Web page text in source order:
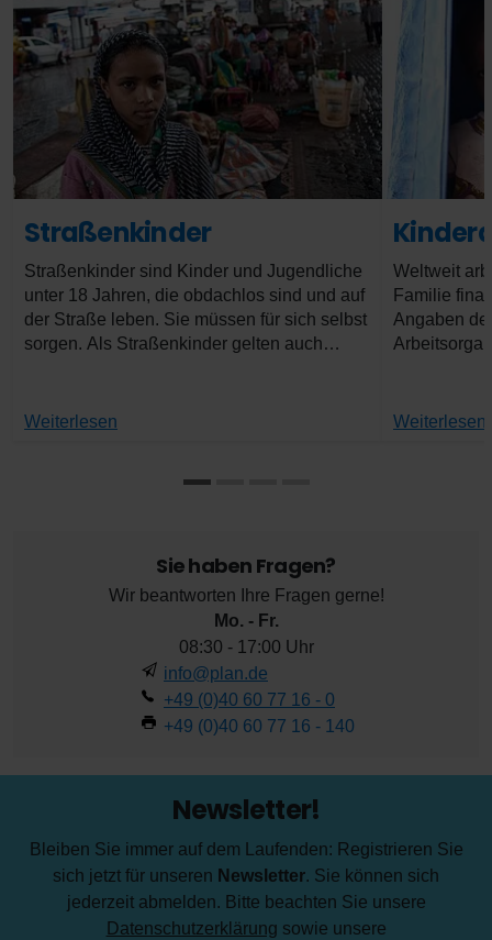
Straßenkinder
Straßenkinder sind Kinder und Jugendliche
unter 18 Jahren, die obdachlos sind und auf
der Straße leben. Sie müssen für sich selbst
sorgen. Als Straßenkinder gelten auch
Weiterlesen
Weltweit
Familie
Angaben
dafür, dass
Weiterlesen
Sie haben Fragen?
Wir beantworten Ihre Fragen gerne!
Mo. - Fr.
08:30 - 17:00 Uhr
info@plan.de
+49 (0)40 60 77 16 - 0
+49 (0)40 60 77 16 - 140
Newsletter!
Bleiben Sie immer auf dem Laufenden: Registrieren Sie
sich jetzt für unseren Newsletter. Sie können sich
jederzeit abmelden. Bitte beachten Sie unsere
Datenschutzerklärung sowie unsere